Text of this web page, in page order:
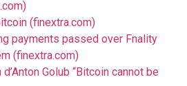
(finextra.com)
payments passed over Fnality
(finextra.com)
Golub “Bitcoin cannot be